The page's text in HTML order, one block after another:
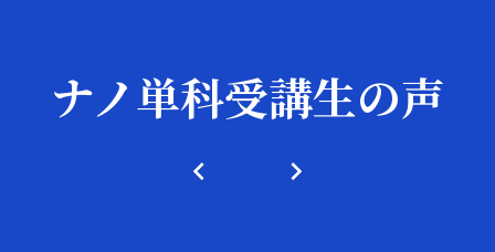
ナノ単科受講生の声
keyboard_arrow_left keyboard_arrow_right